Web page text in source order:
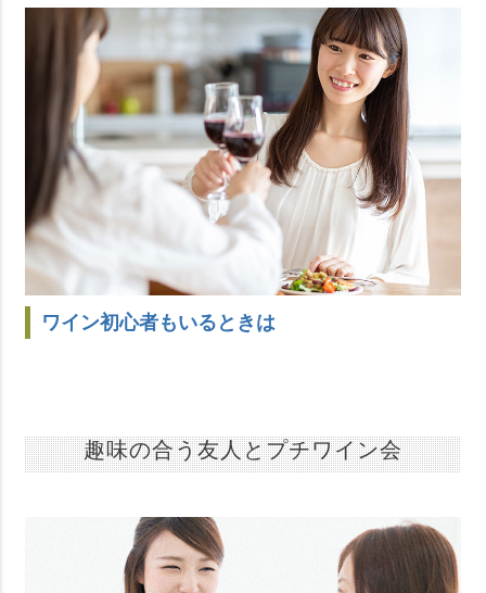
ワイン初心者もいるときは
趣味の合う友人とプチワイン会